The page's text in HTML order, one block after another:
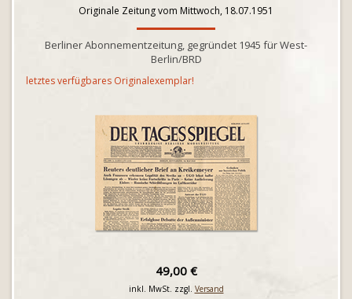
Originale Zeitung vom Mittwoch, 18.07.1951
Berliner Abonnementzeitung, gegründet 1945 für West-
Berlin/BRD
letztes verfügbares Originalexemplar!
49,00 €
inkl. MwSt. zzgl. Versand